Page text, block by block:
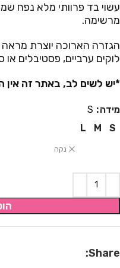
עשוי בד פרוותי מלא נפח
מרשימה.
הגזרה הארוכה יוצרת מראה
לוקים ערביים, פסטיבלים או
*יש לשים לב, באתר זה אין
מידה
S
S
M
L
נקה
Share: